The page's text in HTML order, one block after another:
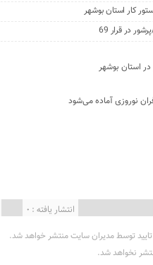
کار استان بوشهر
در قرار 69
نوروزی آماده می‌شود
انتشار یافته : 0
توسط مدیران سایت منتشر خواهد شد.
نخواهد شد.